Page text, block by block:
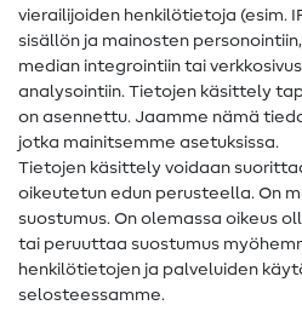
Ompeluohjeet
Apua ja yhteystiedot
Yhteystiedot
Tietoa omistajanvaihdoksesta
FAQ
Peruutusoikeus
Suosittu
vierailijoiden henkilötietoja (esim.
sisällön ja mainosten
median integrointiin tai
analysointiin. Tietojen käsittely
on asennettu. Jaamme nämä
jotka mainitsemme asetuksissa.
Tietojen käsittely voidaan
oikeutetun edun perusteella. On
suostumus. On olemassa oikeus
tai peruuttaa suostumus
henkilötietojen ja palveluiden
selosteessamme.